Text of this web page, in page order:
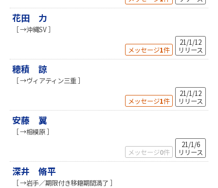
花田 力
［ →沖縄SV ］
メッセージ1件
21/1/12
リリース
穂積 諒
［ →ヴィアティン三重 ］
メッセージ1件
21/1/12
リリース
安藤 翼
［ →相模原 ］
メッセージ0件
21/1/6
リリース
深井 脩平
［ →岩手／期限付き移籍期間満了 ］